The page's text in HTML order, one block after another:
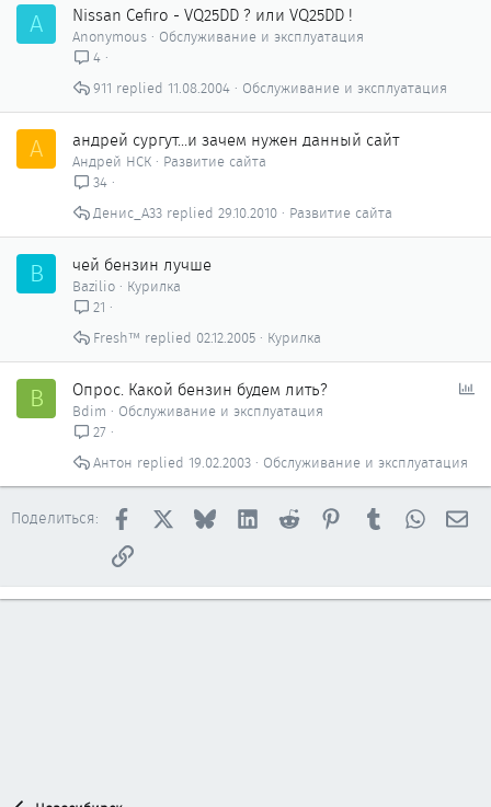
A Nissan Cefiro - VQ25DD ? или VQ25DD !
Anonymous
Обслуживание и эксплуатация
4
Обслуживание и эксплуатация
11.08.2004
911
А андрей сургут...и зачем нужен данный сайт
Андрей НСК
Развитие сайта
34
Развитие сайта
29.10.2010
Денис_А33
B чей бензин лучше
Bazilio
Курилка
21
Курилка
02.12.2005
Fresh™
B
О
Опрос. Какой бензин будем лить?
Bdim
Обслуживание и эксплуатация
27
Обслуживание и эксплуатация
19.02.2003
Антон
Поделиться: Facebook BlueskyLinkedInReddit PinterestTumblr
Ссылка